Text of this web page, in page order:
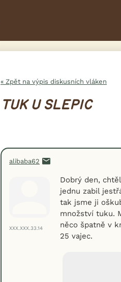
« Zpět na výpis diskusních vláken
TUK U SLEPIC
alibaba62
XXX.XXX.33.14
Dobrý den,
jednu zabil
tak jsme ji
množství tuku.
něco špatně v
25 vajec.